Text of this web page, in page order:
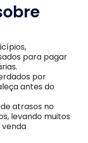
para pagar
por
antes do
atrasos no
levando muitos